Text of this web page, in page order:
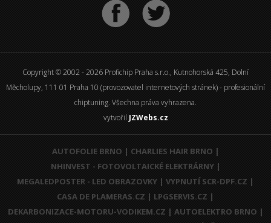
Copyright © 2002 - 2026 Profichip Praha s.r.o., Kutnohorská 425, Dolní
Měcholupy, 111 01 Praha 10 (provozovatel internetových stránek) - profesionální
chiptuning. Všechna práva vyhrazena.
vytvořil JZWebs.cz
AUTOFOLIE BRNO | CHARLIES HAIR BRNO |
NHINVEST - FOTOVOLTAICKÉ ELEKTRÁRNY|
MEGALEDPOSTER - LED OBRAZOVKY | VYPNUTÍ SCR-DPF.CZ |
CASA DE PLAMERAS.CZ | LPGSERVIS.CZ |
DEKARBONIZACE-MOTORU-VODIKEM.CZ | AUTOELEKTRO BRNO |